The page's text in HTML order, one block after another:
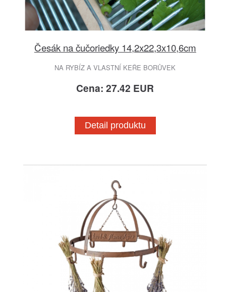
Česák na čučoriedky 14,2x22,3x10,6cm
NA RYBÍZ A VLASTNÍ KEŘE BORŮVEK
Cena: 27.42 EUR
Detail produktu